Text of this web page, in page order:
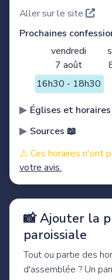
Aller sur le site
Prochaines
vendredi
7 août
16h30 - 18h30
Églises et horaires
Sources 📖
⚠️ Ces horaires n'ont
votre avis.
📸 Ajouter la
paroissiale
Tout ou partie des
d'assemblée ? Un